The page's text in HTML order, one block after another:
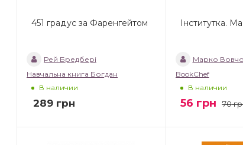
451 градус за Фаренгейтом
Рей Бредбері
Навчальна книга Богдан
В наличии
289 грн
Інститутка.
Марко
BookChef
В наличии
56 грн 70